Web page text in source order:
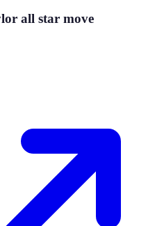
all star move